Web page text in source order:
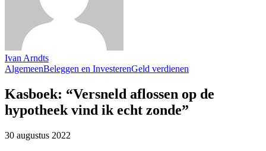
Ivan Arndts
AlgemeenBeleggen en InvesterenGeld verdienen
Kasboek: “Versneld aflossen op de
hypotheek vind ik echt zonde”
30 augustus 2022